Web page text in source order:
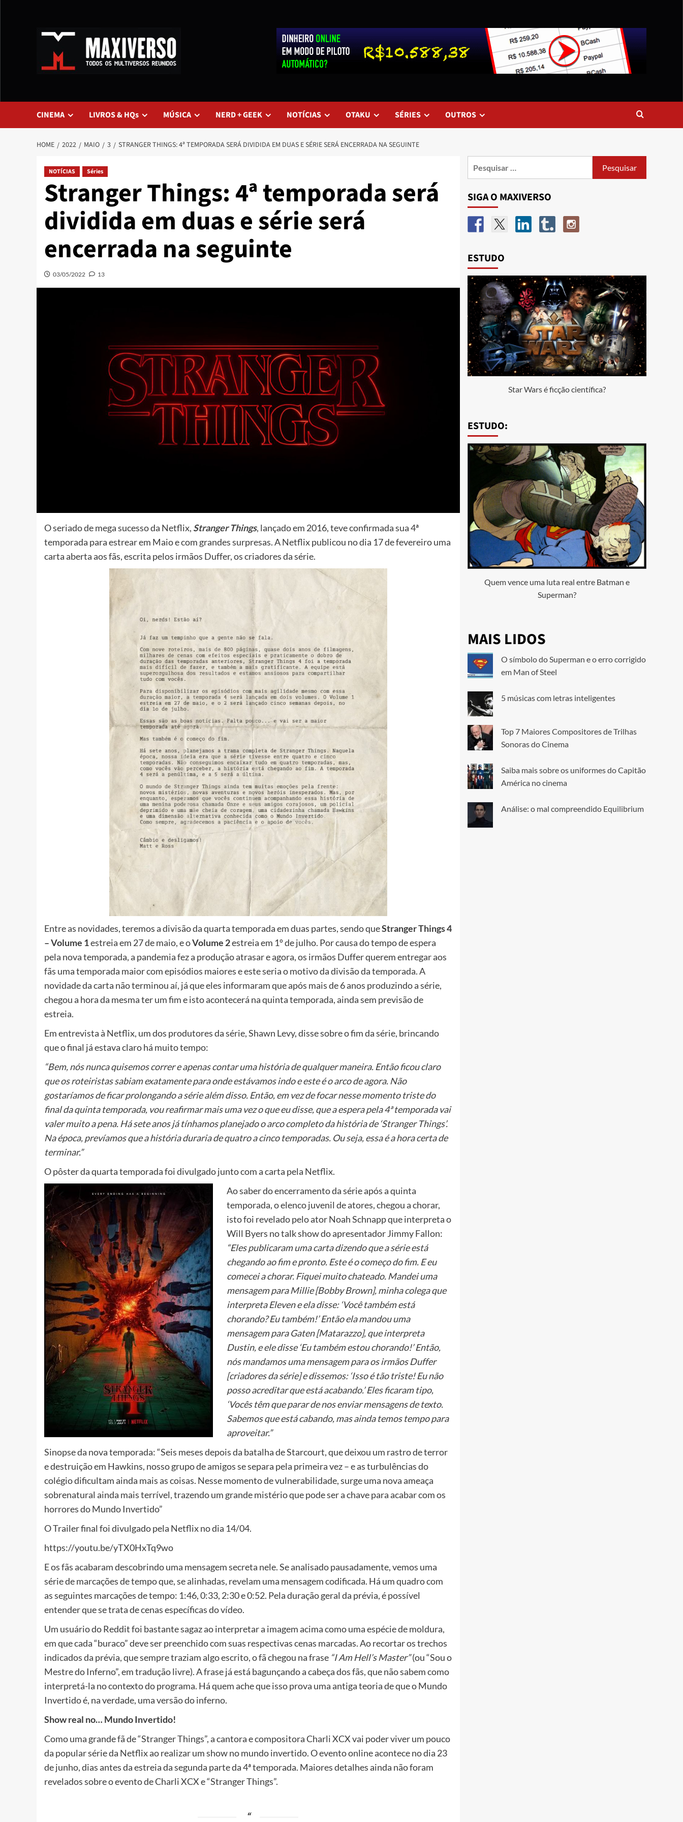
CINEMA LIVROS & HQs MÚSICA NERD + GEEK NOTÍCIAS OTAKU SÉRIES OUTROS
HOME 2022 MAIO 3 STRANGER THINGS: 4ª TEMPORADA SERÁ DIVIDIDA EM DUAS E SÉRIE SERÁ ENCERRADA NA SEGUINTE
NOTÍCIAS Séries
Stranger Things: 4ª temporada será
dividida em duas e série será
encerrada na seguinte
03/05/2022 13
O seriado de mega sucesso da Netflix, Stranger Things, lançado em 2016, teve confirmada sua 4ª
temporada para estrear em Maio e com grandes surpresas. A Netflix publicou no dia 17 de fevereiro uma
carta aberta aos fãs, escrita pelos irmãos Duffer, os criadores da série.
Entre as novidades, teremos a divisão da quarta temporada em duas partes, sendo queStranger Things 4
– Volume 1estreia em 27 de maio, e oVolume 2estreia em 1º de julho. Por causa do tempo de espera
pela nova temporada, a pandemia fez a produção atrasar e agora, os irmãos Duffer querem entregar aos
fãs uma temporada maior com episódios maiores e este seria o motivo da divisão da temporada. A
novidade da carta não terminou aí, já que eles informaram que após mais de 6 anos produzindo a série,
chegou a hora da mesma ter um fim e isto acontecerá na quinta temporada, ainda sem previsão de
estreia.
Em entrevista à Netflix, um dos produtores da série, Shawn Levy, disse sobre o fim da série, brincando
que o final já estava claro há muito tempo:
“Bem, nós nunca quisemos correr e apenas contar uma história de qualquer maneira. Então ficou claro
que os roteiristas sabiam exatamente para onde estávamos indo e este é o arco de agora. Não
gostaríamos de ficar prolongando a série além disso. Então, em vez de focar nesse momento triste do
final da quinta temporada, vou reafirmar mais uma vez o que eu disse, que a espera pela 4ª temporada vai
valer muito a pena. Há sete anos já tínhamos planejado o arco completo da história de ‘Stranger Things’.
Na época, prevíamos que a história duraria de quatro a cinco temporadas. Ou seja, essa é a hora certa de
terminar.”
O pôster da quarta temporada foi divulgado junto com a carta pela Netflix.
Ao saber do encerramento da série após a quinta
temporada, o elenco juvenil de atores, chegou a chorar,
isto foi revelado pelo ator Noah Schnapp que interpreta o
Will Byers no talk show do apresentador Jimmy Fallon:
“Eles publicaram uma carta dizendo que a série está
chegando ao fim e pronto. Este é o começo do fim. E eu
comecei a chorar. Fiquei muito chateado. Mandei uma
mensagem para Millie [Bobby Brown], minha colega que
interpreta Eleven e ela disse: ‘Você também está
chorando? Eu também!’ Então ela mandou uma
mensagem para Gaten [Matarazzo], que interpreta
Dustin, e ele disse ‘Eu também estou chorando!’ Então,
nós mandamos uma mensagem para os irmãos Duffer
[criadores da série] e dissemos: ‘Isso é tão triste! Eu não
posso acreditar que está acabando.’ Eles ficaram tipo,
‘Vocês têm que parar de nos enviar mensagens de texto.
Sabemos que está cabando, mas ainda temos tempo para
aproveitar.”
Sinopse da nova temporada: “Seis meses depois da batalha de Starcourt, que deixou um rastro de terror
e destruição em Hawkins, nosso grupo de amigos se separa pela primeira vez – e as turbulências do
colégio dificultam ainda mais as coisas. Nesse momento de vulnerabilidade, surge uma nova ameaça
sobrenatural ainda mais terrível, trazendo um grande mistério que pode ser a chave para acabar com os
horrores do Mundo Invertido”
O Trailer final foi divulgado pela Netflix no dia 14/04.
https://youtu.be/yTX0HxTq9wo
E os fãs acabaram descobrindo uma mensagem secreta nele. Se analisado pausadamente, vemos uma
série de marcações de tempo que, se alinhadas, revelam uma mensagem codificada. Há um quadro com
as seguintes marcações de tempo: 1:46, 0:33, 2:30 e 0:52. Pela duração geral da prévia, é possível
entender que se trata de cenas específicas do vídeo.
Um usuário do Reddit foi bastante sagaz ao interpretar a imagem acima como uma espécie de moldura,
em que cada “buraco” deve ser preenchido com suas respectivas cenas marcadas. Ao recortar os trechos
indicados da prévia, que sempre traziam algo escrito, o fã chegou na frase “I Am Hell’s Master”(ou “Sou o
Mestre do Inferno”, em tradução livre). A frase já está bagunçando a cabeça dos fãs, que não sabem como
interpretá-la no contexto do programa. Há quem ache que isso prova uma antiga teoria de que o Mundo
Invertido é, na verdade, uma versão do inferno.
Show real no… Mundo Invertido!
Como uma grande fã de “Stranger Things”, a cantora e compositora Charli XCX vai poder viver um pouco
da popular série da Netflix ao realizar um show no mundo invertido. O evento online acontece no dia 23
de junho, dias antes da estreia da segunda parte da 4ª temporada. Maiores detalhes ainda não foram
revelados sobre o evento de Charli XCX e “Stranger Things”.
SIGA O MAXIVERSO
ESTUDO
Star Wars é ficção científica?
ESTUDO:
Quem vence uma luta real entre Batman e
Superman?
MAIS LIDOS
O símbolo do Superman e o erro corrigido
em Man of Steel
5 músicas com letras inteligentes
Top 7 Maiores Compositores de Trilhas
Sonoras do Cinema
Saiba mais sobre os uniformes do Capitão
América no cinema
Análise: o mal compreendido Equilibrium